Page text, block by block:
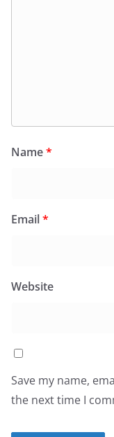
Name*
Email*
Website
Save my name,
the next time I